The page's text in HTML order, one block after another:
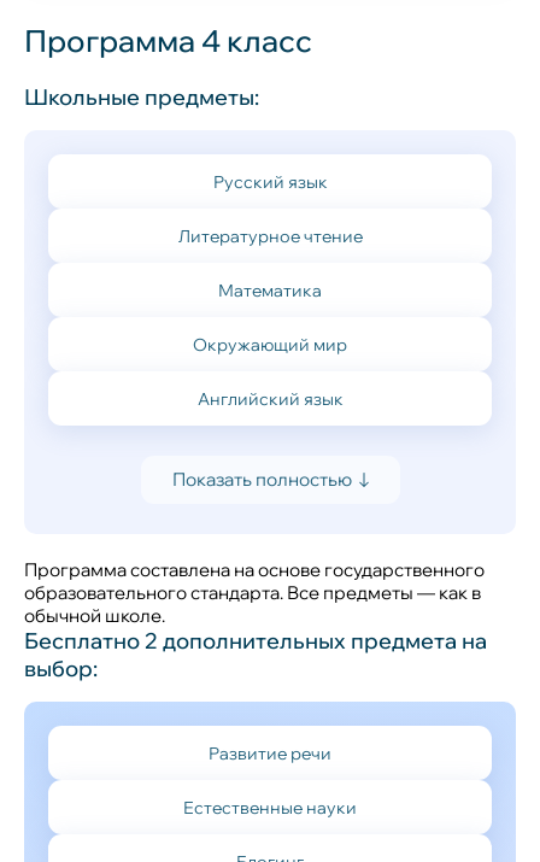
Программа 4 класс
Школьные предметы:
Русский язык
Литературное чтение
Математика
Окружающий мир
Английский язык
Показать полностью
Программа cоставлена на основе государственного
образовательного стандарта. Все предметы — как в
обычной школе.
Бесплатно 2 дополнительных предмета на
выбор:
Развитие речи
Естественные науки